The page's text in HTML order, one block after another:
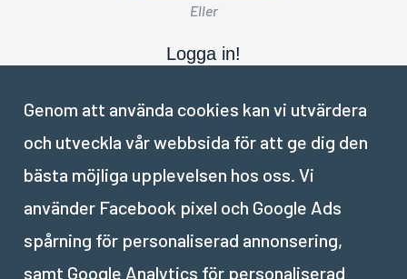
Eller
Logga in!
Nästa del:
Genom att använda cookies kan vi utvärdera
och utveckla vår webbsida för att ge dig den
bästa möjliga upplevelsen hos oss. Vi
använder Facebook pixel och Google Ads
spårning för personaliserad annonsering,
samt Google Analytics för personaliserad